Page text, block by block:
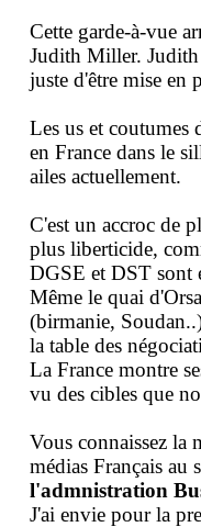
Cette garde-à-vue
Judith Miller.
juste d'être mise en
Les us et coutumes
en France dans le
ailes actuellement.
C'est un accroc de
plus liberticide,
DGSE et DST sont
Même le quai
(birmanie,
la table des
La France montre
vu des cibles que
Vous connaissez la
médias Français au
l'admnistration
J'ai envie pour la